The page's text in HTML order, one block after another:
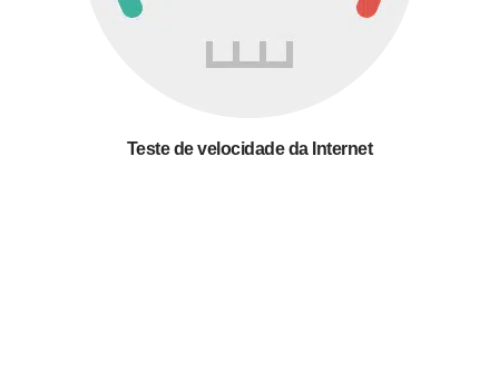
Teste de velocidade da Internet